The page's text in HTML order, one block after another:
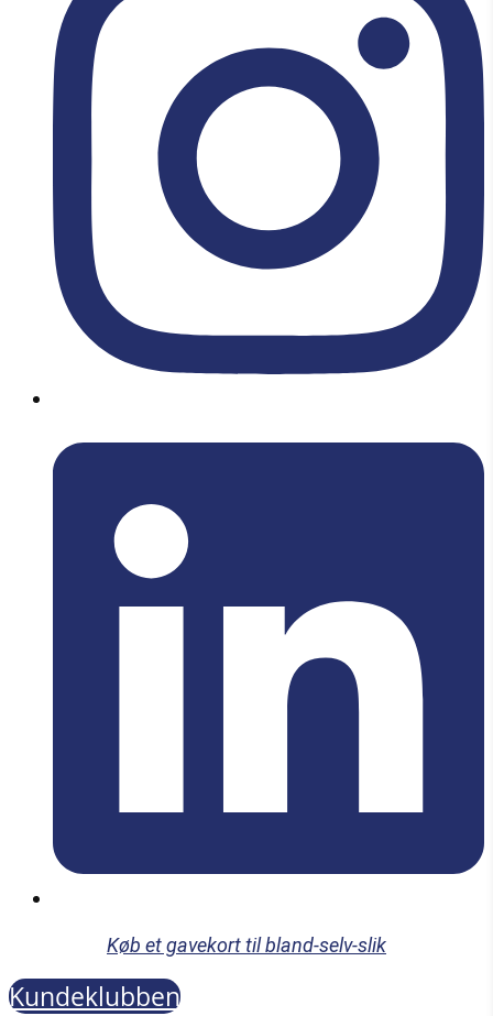
Køb et gavekort til bland-selv-slik
Kundeklubben